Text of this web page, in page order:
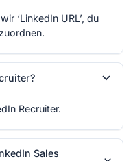
‘LinkedIn URL’, du
Recruiter.
Sales